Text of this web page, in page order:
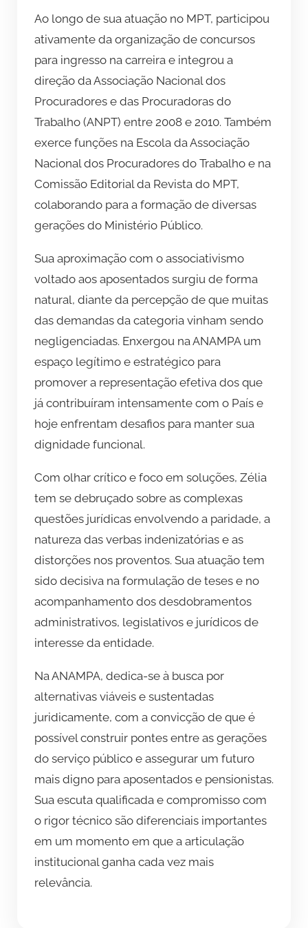
Ao longo de sua atuação no MPT, participou
ativamente da organização de concursos
para ingresso na carreira e integrou a
direção da Associação Nacional dos
Procuradores e das Procuradoras do
Trabalho (ANPT) entre 2008 e 2010. Também
exerce funções na Escola da Associação
Nacional dos Procuradores do Trabalho e na
Comissão Editorial da Revista do MPT,
colaborando para a formação de diversas
gerações do Ministério Público.
Sua aproximação com o associativismo
voltado aos aposentados surgiu de forma
natural, diante da percepção de que muitas
das demandas da categoria vinham sendo
negligenciadas. Enxergou na ANAMPA um
espaço legítimo e estratégico para
promover a representação efetiva dos que
já contribuíram intensamente com o País e
hoje enfrentam desafios para manter sua
dignidade funcional.
Com olhar crítico e foco em soluções, Zélia
tem se debruçado sobre as complexas
questões jurídicas envolvendo a paridade, a
natureza das verbas indenizatórias e as
distorções nos proventos. Sua atuação tem
sido decisiva na formulação de teses e no
acompanhamento dos desdobramentos
administrativos, legislativos e jurídicos de
interesse da entidade.
Na ANAMPA, dedica-se à busca por
alternativas viáveis e sustentadas
juridicamente, com a convicção de que é
possível construir pontes entre as gerações
do serviço público e assegurar um futuro
mais digno para aposentados e pensionistas.
Sua escuta qualificada e compromisso com
o rigor técnico são diferenciais importantes
em um momento em que a articulação
institucional ganha cada vez mais
relevância.